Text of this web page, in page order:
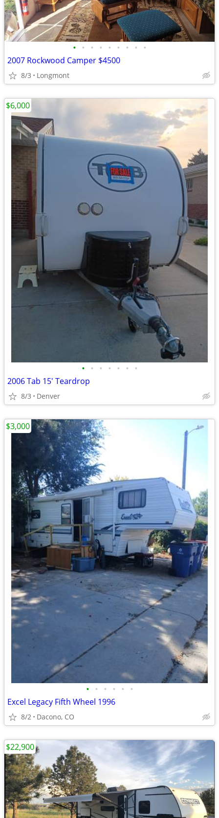
• • • • • • • • •
2007 Rockwood Camper $4500
8/3 Longmont
• • • • • • •
2006 Tab 15' Teardrop
8/3 Denver
$6,000
• • • • • •
Excel Legacy Fifth Wheel 1996
8/2 Dacono, CO
$3,000
$22,900